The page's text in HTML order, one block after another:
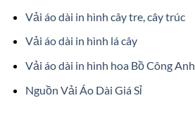
Vải áo dài in hình cây tre, cây trúc
Vải áo dài in hình lá cây
Vải áo dài in hình hoa Bồ Công Anh
Nguồn Vải Áo Dài Giá Sỉ